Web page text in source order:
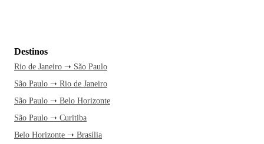
Destinos
Rio de Janeiro ➝ São Paulo
São Paulo ➝ Rio de Janeiro
São Paulo ➝ Belo Horizonte
São Paulo ➝ Curitiba
Belo Horizonte ➝ Brasília